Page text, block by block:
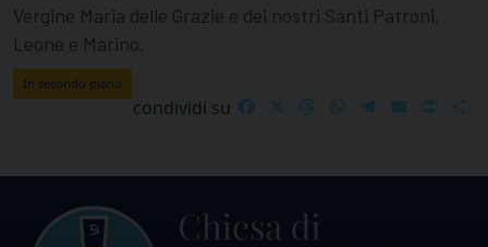
Vergine Maria delle Grazie e dei nostri Santi Patroni,
Leone e Marino.
In secondo piano
condividi su FacebookThreadsWhatsApp
Telegram
EmailPrint